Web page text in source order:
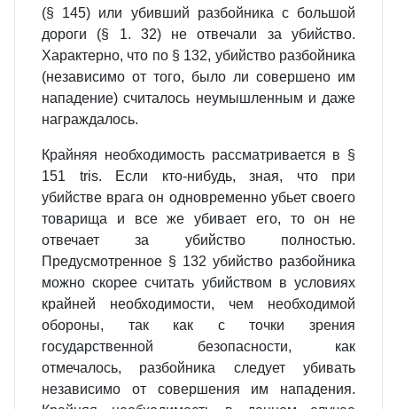
(§ 145) или убивший разбойника с большой
дороги (§ 1. 32) не отвечали за убийство.
Характерно, что по § 132, убийство разбойника
(независимо от того, было ли совершено им
нападение) считалось неумышленным и даже
награждалось.
Крайняя необходимость рассматривается в §
151 tris. Если кто‑нибудь, зная, что при
убийстве врага он одновременно убьет своего
товарища и все же убивает его, то он не
отвечает за убийство полностью.
Предусмотренное § 132 убийство разбойника
можно скорее считать убийством в условиях
крайней необходимости, чем необходимой
обороны, так как с точки зрения
государственной безопасности, как
отмечалось, разбойника следует убивать
независимо от совершения им нападения.